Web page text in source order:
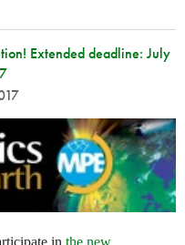
Extended deadline: July
in the new